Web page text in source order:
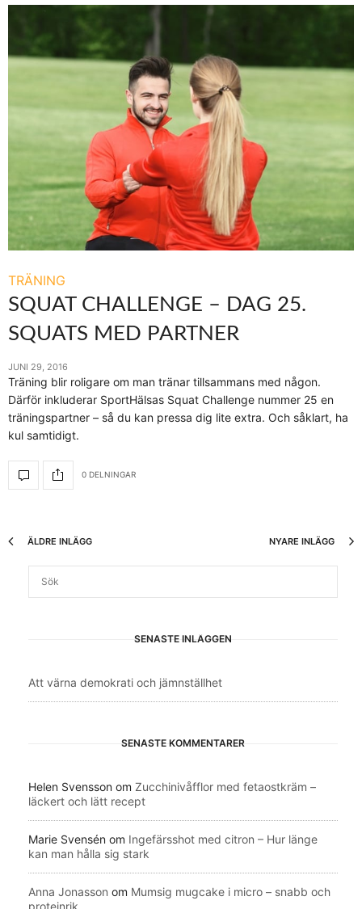
TRÄNING
SQUAT CHALLENGE – DAG 25.
SQUATS MED PARTNER
JUNI 29, 2016
Träning blir roligare om man tränar tillsammans med någon.
Därför inkluderar SportHälsas Squat Challenge nummer 25 en
träningspartner – så du kan pressa dig lite extra. Och såklart, ha
kul samtidigt.
0 DELNINGAR
ÄLDRE INLÄGG NYARE INLÄGG
SENASTE INLÄGGEN
Att värna demokrati och jämnställhet
SENASTE KOMMENTARER
Helen Svensson om Zucchinivåfflor med fetaostkräm –
läckert och lätt recept
Marie Svensén om Ingefärsshot med citron – Hur länge
kan man hålla sig stark
Anna Jonasson om Mumsig mugcake i micro – snabb och
proteinrik